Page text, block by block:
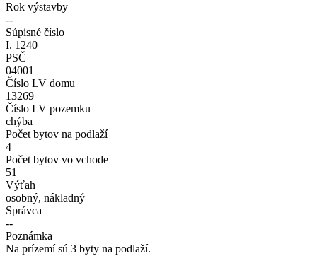
Rok výstavby
--
Súpisné číslo
I. 1240
PSČ
04001
Číslo LV domu
13269
Číslo LV pozemku
chýba
Počet bytov na podlaží
4
Počet bytov vo vchode
51
Výťah
osobný, nákladný
Správca
--
Poznámka
Na prízemí sú 3 byty na podlaží.